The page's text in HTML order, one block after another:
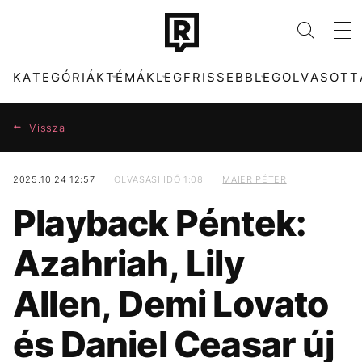
KATEGÓRIÁKTÉMÁKLEGFRISSEBB
ZENE DIVAT
KULTÚRA ENTR
FILM + SOROZAT TECH-TUDOMÁNY
SPORT TÁRSADALOM
FIDESZ SZIGET FESZTIVÁL
ENERGIAVÁLSÁG
CHRISTOPHER
NOLAN
HBO PARLAMENT
MAJKA DISNEY
Vissza
2025.10.24 12:57 OLVASÁSI IDŐ 1:08 MAIER PÉTER
Playback Péntek:
Azahriah, Lily
Allen, Demi Lovato
és Daniel Ceasar új